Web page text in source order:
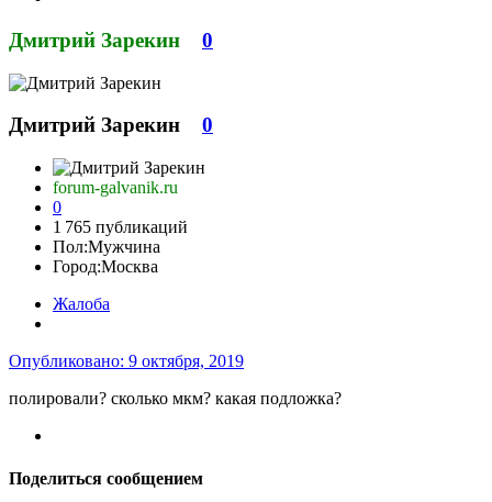
Дмитрий Зарекин 0
Дмитрий Зарекин 0
forum-galvanik.ru
0
1 765 публикаций
Пол:Мужчина
Город:Москва
Жалоба
Опубликовано: 9 октября, 2019
полировали? сколько мкм? какая подложка?
Поделиться сообщением